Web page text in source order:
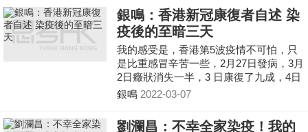
關後就無須再隔離了。
銀鳴：香港新冠康復者自述 染
疫後的至暗三天
我的感受是，香港第5波疫情不可怕，只
是比重感冒辛苦一些，2月27日發病，3月
2日癥狀消失一半，3 日康復了九成，4日
自測已轉陰性。
銀鳴 2022-03-07
劉瀾昌：不幸全家染疫！我的